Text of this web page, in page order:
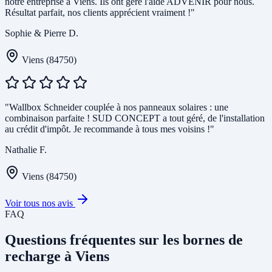
Résultat parfait, nos clients apprécient vraiment !"
Sophie & Pierre D.
Viens (84750)
"Wallbox Schneider couplée à nos panneaux solaires : une
combinaison parfaite ! SUD CONCEPT a tout géré, de l'installation
au crédit d'impôt. Je recommande à tous mes voisins !"
Nathalie F.
Viens (84750)
Voir tous nos avis
FAQ
Questions fréquentes sur les bornes de
recharge à Viens